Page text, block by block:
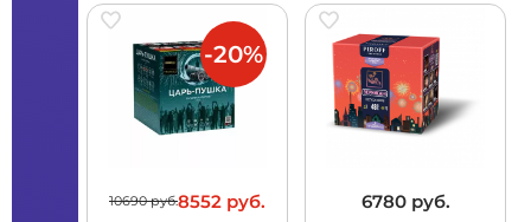
10690 руб.8552 руб.
-20%
6780 руб.